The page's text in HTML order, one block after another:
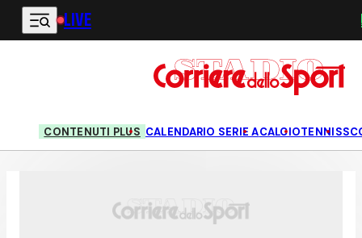
Vai al contenuto principale
LIVE
CONTENUTI PLUS CALENDARIO SERIE ACALCIOTENNIS